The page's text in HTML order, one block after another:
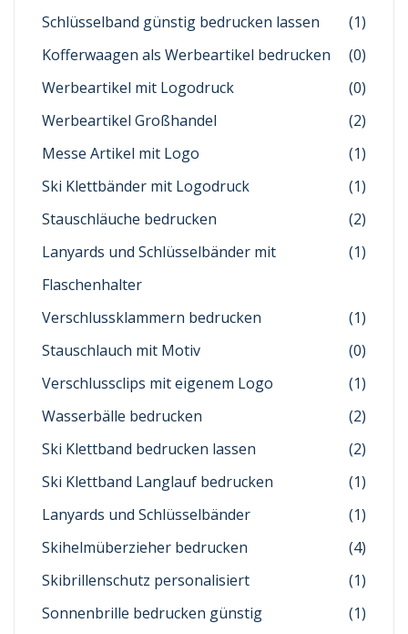
Schlüsselband günstig bedrucken lassen
(1)
Kofferwaagen als Werbeartikel bedrucken
(0)
Werbeartikel mit Logodruck
(0)
Werbeartikel Großhandel
(2)
Messe Artikel mit Logo
(1)
Ski Klettbänder mit Logodruck
(1)
Stauschläuche bedrucken
(2)
Lanyards und Schlüsselbänder mit
Flaschenhalter
(1)
Verschlussklammern bedrucken
(1)
Stauschlauch mit Motiv
(0)
Verschlussclips mit eigenem Logo
(1)
Wasserbälle bedrucken
(2)
Ski Klettband bedrucken lassen
(2)
Ski Klettband Langlauf bedrucken
(1)
Lanyards und Schlüsselbänder
(1)
Skihelmüberzieher bedrucken
(4)
Skibrillenschutz personalisiert
(1)
Sonnenbrille bedrucken günstig
(1)